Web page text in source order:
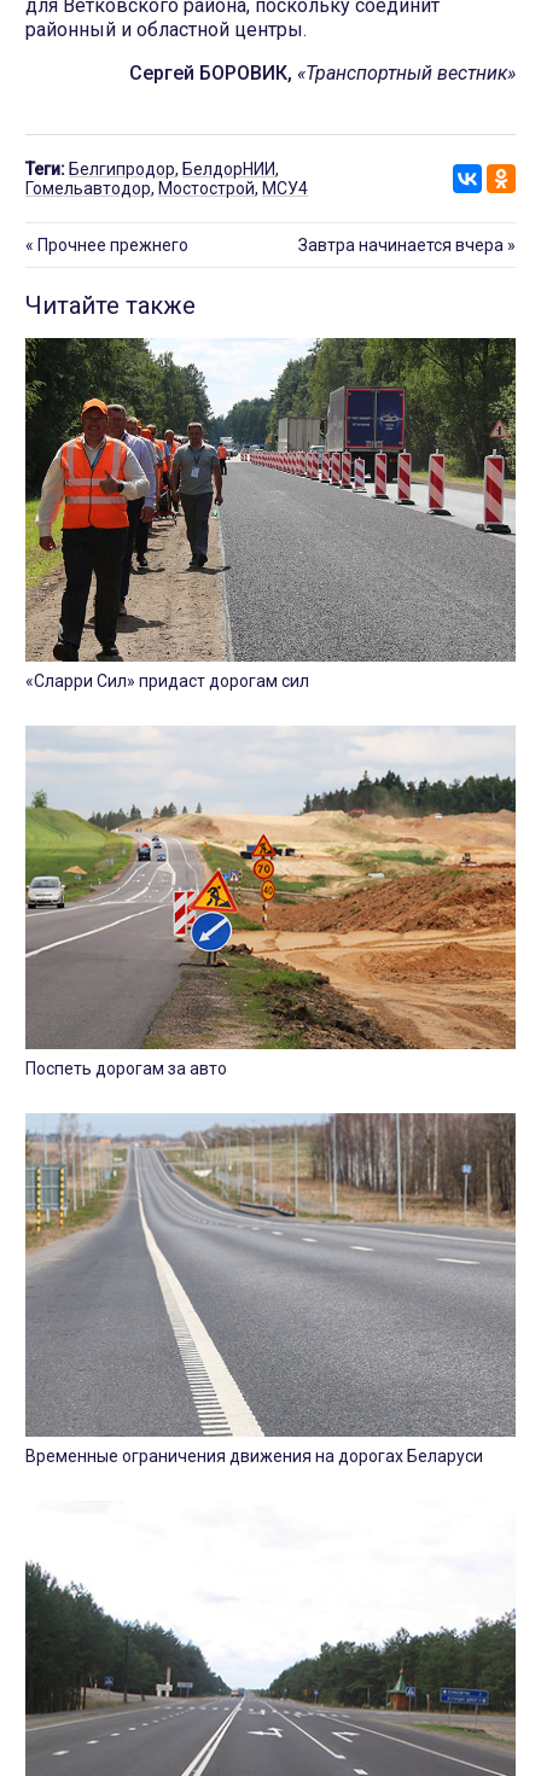
для Ветковского района, поскольку соединит
районный и областной центры.
Сергей БОРОВИК, «Транспортный вестник»
Теги: Белгипродор, БелдорНИИ,
Гомельавтодор, Мостострой, МСУ4
« Прочнее прежнего Завтра начинается вчера »
Читайте также
«Сларри Сил» придаст дорогам сил
Поспеть дорогам за авто
Временные ограничения движения на дорогах Беларуси